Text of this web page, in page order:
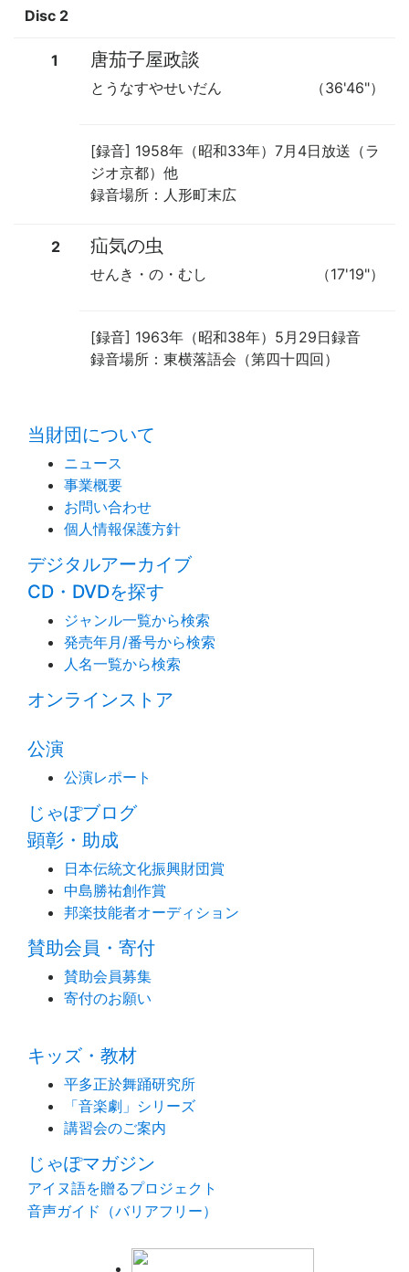
Disc 2
1 唐茄子屋政談
（36'46"）
とうなすやせいだん
[録音] 1958年（昭和33年）7月4日放送（ラ
ジオ京都）他
録音場所：人形町末広
2 疝気の虫
（17'19"）
せんき・の・むし
[録音] 1963年（昭和38年）5月29日録音
録音場所：東横落語会（第四十四回）
当財団について
ニュース
事業概要
お問い合わせ
個人情報保護方針
デジタルアーカイブ
CD・DVDを探す
ジャンル一覧から検索
発売年月/番号から検索
人名一覧から検索
オンラインストア
公演
公演レポート
じゃぽブログ
顕彰・助成
日本伝統文化振興財団賞
中島勝祐創作賞
邦楽技能者オーディション
賛助会員・寄付
賛助会員募集
寄付のお願い
キッズ・教材
平多正於舞踊研究所
「音楽劇」シリーズ
講習会のご案内
じゃぽマガジン
アイヌ語を贈るプロジェクト
音声ガイド（バリアフリー）